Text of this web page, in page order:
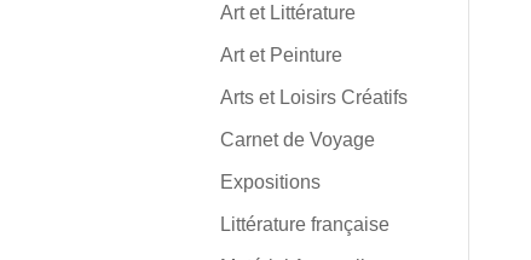
Art et Littérature
Art et Peinture
Arts et Loisirs Créatifs
Carnet de Voyage
Expositions
Littérature française